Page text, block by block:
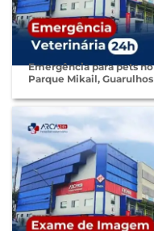
Emergência para pets no
Parque Mikail, Guarulhos